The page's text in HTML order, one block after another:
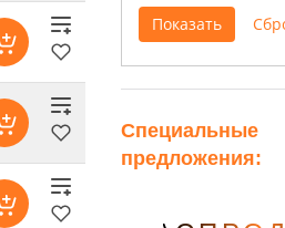
Специальные
предложения: